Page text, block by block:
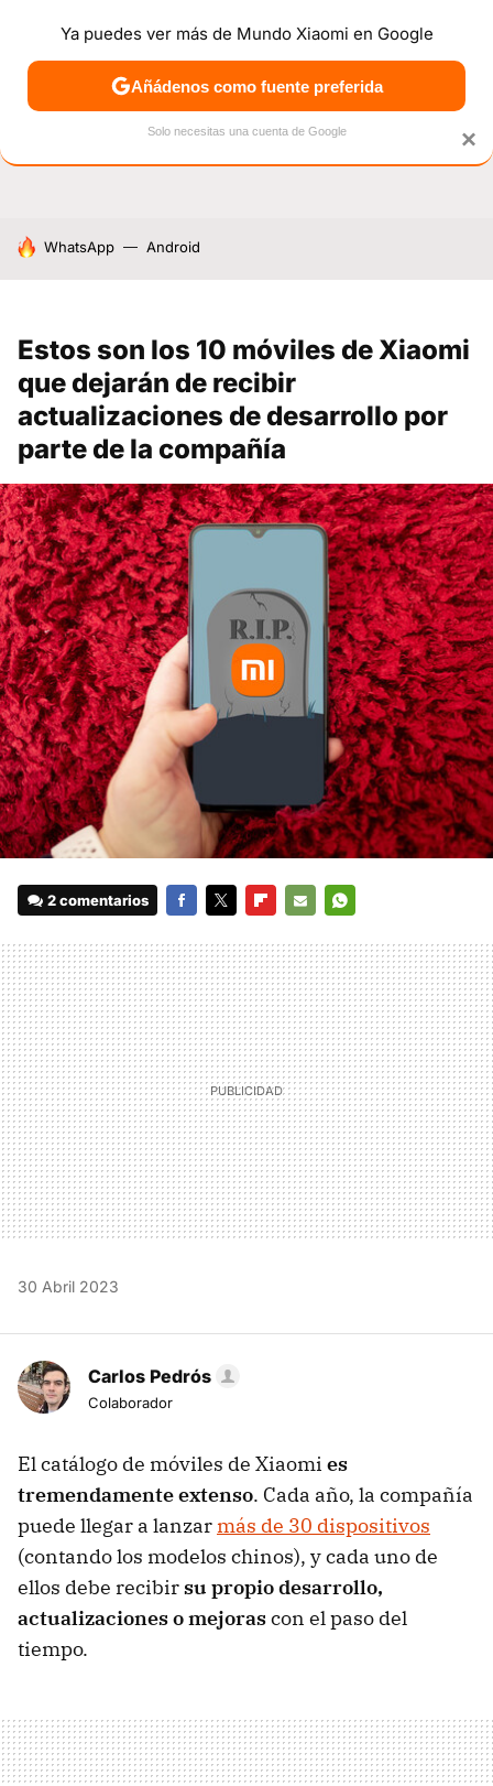
NOTICIAS MÓVILES TUTORIALES OFERTAS
HOY SE HABLA DE
WhatsApp Android
Estos son los 10 móviles de Xiaomi
que dejarán de recibir
actualizaciones de desarrollo por
parte de la compañía
2 comentarios
MAIL
30 Abril 2023
Carlos Pedrós
Colaborador
El catálogo de móviles de Xiaomi es
tremendamente extenso. Cada año, la compañía
puede llegar a lanzarmás de 30 dispositivos
(contando los modelos chinos), y cada uno de
ellos debe recibirsu propio desarrollo,
actualizaciones o mejorascon el paso del
tiempo.
×
Ya puedes ver más de Mundo Xiaomi en Google
Añádenos como fuente preferida
Solo necesitas una cuenta de Google